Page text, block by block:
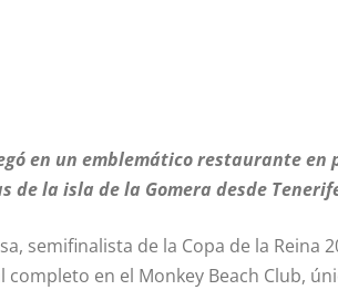
en un emblemático restaurante en
de la isla de la Gomera desde
semifinalista de la Copa de la Reina
en el Monkey Beach Club,